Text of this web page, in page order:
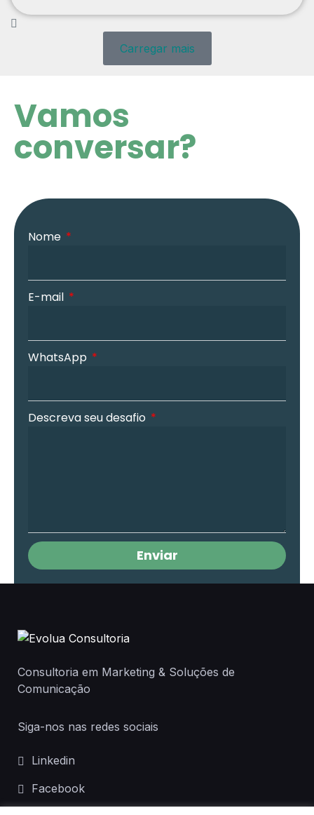
Carregar mais
Vamos
conversar?
Nome
E-mail
WhatsApp
Descreva seu desafio
Enviar
Consultoria em Marketing & Soluções de
Comunicação
Siga-nos nas redes sociais
Linkedin
Facebook